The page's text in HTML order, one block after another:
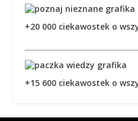
+20 000 ciekawostek o
+15 600 ciekawostek o